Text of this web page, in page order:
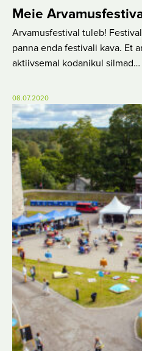
Meie
Arvamusfestival tuleb!
panna enda festivali kava. Et
aktiivsemal kodanikul silmad…
08.07.2020